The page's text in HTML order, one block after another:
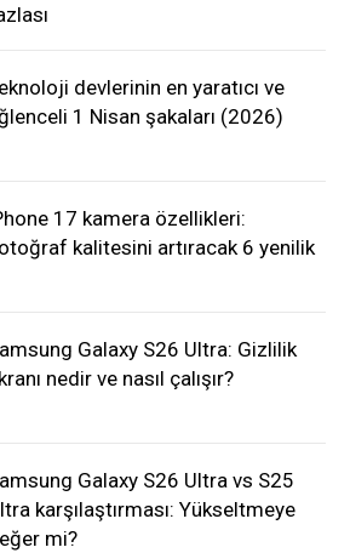
devlerinin en yaratıcı ve
1 Nisan şakaları (2026)
17 kamera özellikleri:
kalitesini artıracak 6 yenilik
Galaxy S26 Ultra: Gizlilik
nedir ve nasıl çalışır?
Galaxy S26 Ultra vs S25
karşılaştırması: Yükseltmeye
mi?